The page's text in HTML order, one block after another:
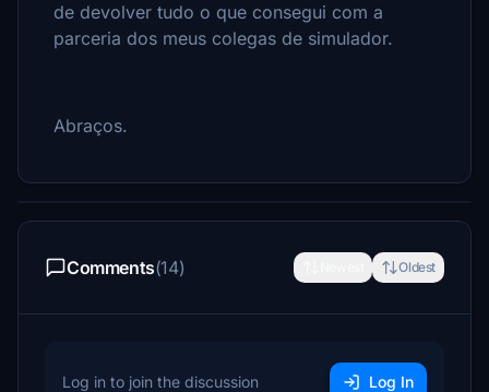
de devolver tudo o que consegui com a
parceria dos meus colegas de simulador.
Abraços.
Comments(14) Oldest
Log in to join the discussion Log In